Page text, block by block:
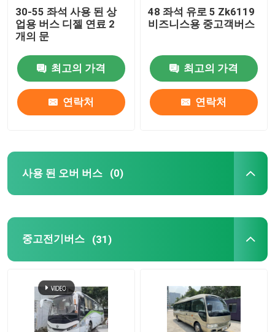
중고 미니 코치
30-55 좌석 사용 된 상
업용 버스 디젤 연료 2
개의 문
최고의 가격
연락처
48 좌석 유로 5 Zk6119
비즈니스용 중고객버스
최고의 가격
연락처
사용 된 오버 버스 (0)
중고전기버스 (31)